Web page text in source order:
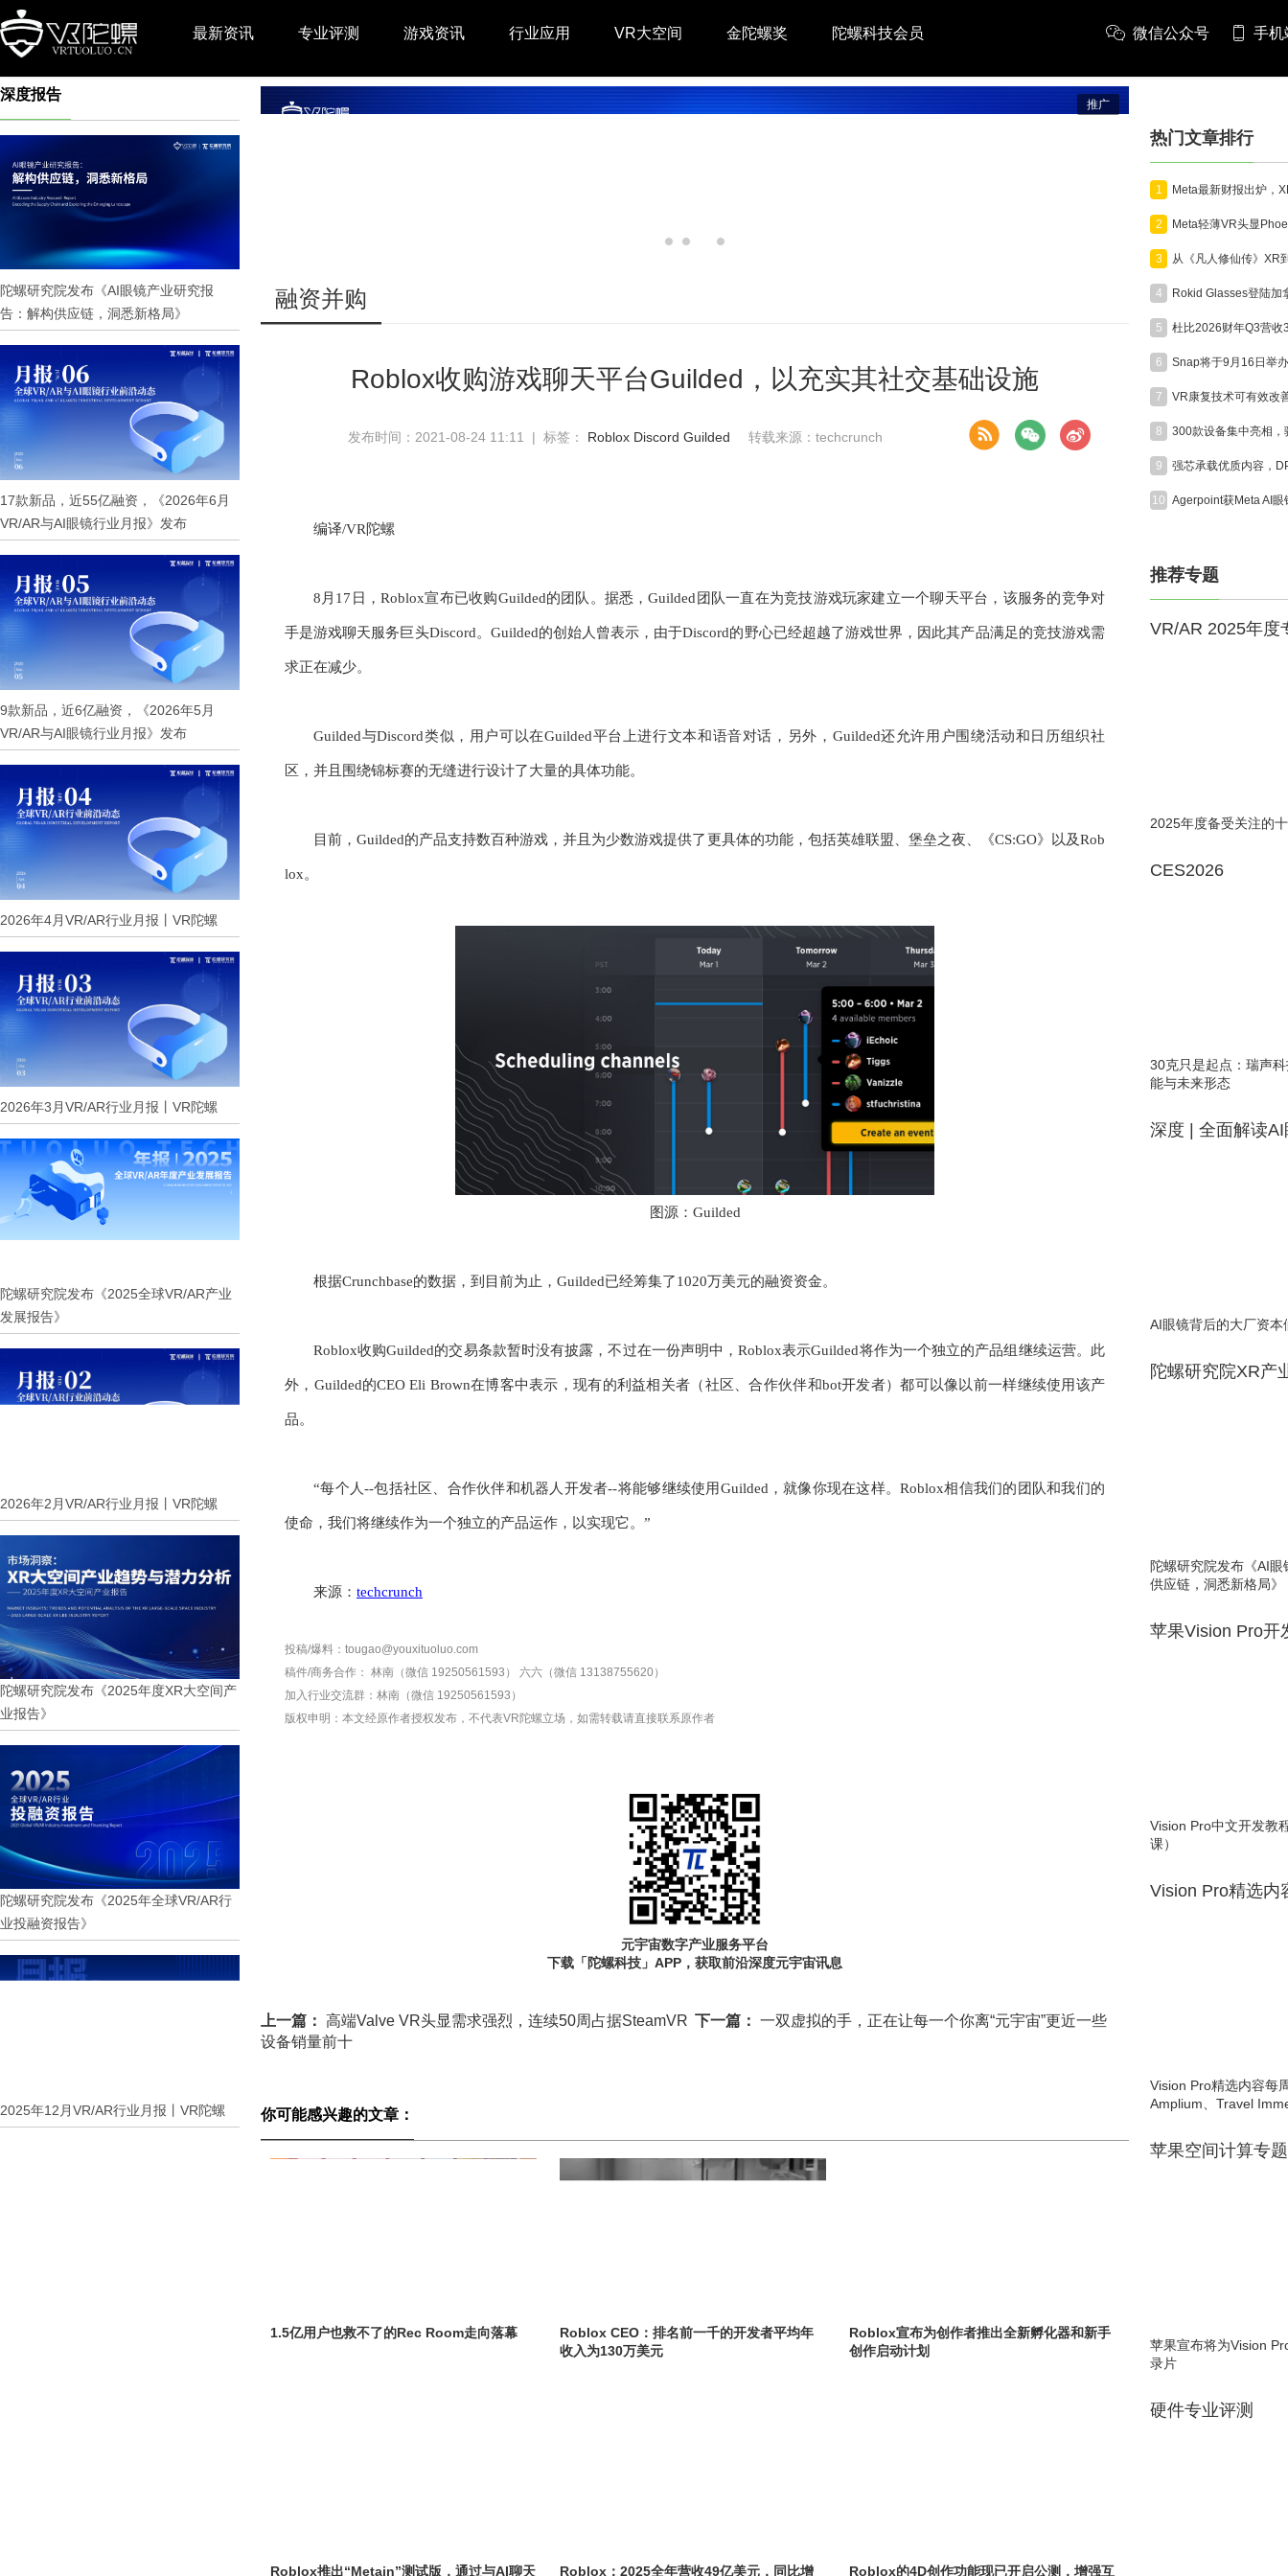
最新资讯 专业评测 游戏资讯 行业应用 VR大空间 金陀螺奖 陀螺科技会员 微信公众号 手机
深度报告
陀螺研究院发布《AI眼镜产业研究报
告：解构供应链，洞悉新格局》
17款新品，近55亿融资，《2026年6月
VR/AR与AI眼镜行业月报》发布
9款新品，近6亿融资，《2026年5月
VR/AR与AI眼镜行业月报》发布
2026年4月VR/AR行业月报丨VR陀螺
2026年3月VR/AR行业月报丨VR陀螺
陀螺研究院发布《2025全球VR/AR产业
发展报告》
2026年2月VR/AR行业月报丨VR陀螺
陀螺研究院发布《2025年度XR大空间产
业报告》
陀螺研究院发布《2025年全球VR/AR行
业投融资报告》
2025年12月VR/AR行业月报丨VR陀螺
推广
融资并购
Roblox收购游戏聊天平台Guilded，以充实其社交基础设施
发布时间：2021-08-24 11:11 | 标签： Roblox Discord Guilded 转载来源：techcrunch
编译/VR陀螺
8月17日，Roblox宣布已收购Guilded的团队。 据悉，Guilded团队一直在为竞技游戏玩家建立一个聊天平台，该服务的竞争对
手是游戏聊天服务巨头Discord。Guilded的创始人曾表示，由于Discord的野心已经超越了游戏世界，因此其产品满足的竞技游戏需
求正在减少。
Guilded与Discord类似，用户可以在Guilded平台上进行文本和语音对话，另外，Guilded还允许用户围绕活动和日历组织社
区，并且围绕锦标赛的无缝进行设计了大量的具体功能。
目前，Guilded的产品支持数百种游戏，并且为少数游戏提供了更具体的功能，包括英雄联盟、堡垒之夜、《CS:GO》以及Rob
lox。
图源：Guilded
根据Crunchbase的数据，到目前为止，Guilded已经筹集了1020万美元的融资资金。
Roblox收购Guilded的交易条款暂时没有披露，不过在一份声明中，Roblox表示Guilded将作为一个独立的产品组继续运营。此
外，Guilded的CEO Eli Brown在博客中表示，现有的利益相关者（社区、合作伙伴和bot开发者）都可以像以前一样继续使用该产
品。
“每个人--包括社区、合作伙伴和机器人开发者--将能够继续使用Guilded，就像你现在这样。Roblox相信我们的团队和我们的
使命，我们将继续作为一个独立的产品运作，以实现它。”
来源： techcrunch
投稿/爆料：tougao@youxituoluo.com
稿件/商务合作： 林南（微信 19250561593）
六六（微信 13138755620）
加入行业交流群： 林南（微信 19250561593）
版权申明：本文经原作者授权发布，不代表VR陀螺立场，如需转载请直接联系原作者
元宇宙数字产业服务平台
下载「陀螺科技」APP，获取前沿深度元宇宙讯息
上一篇： 高端Valve VR头显需求强烈，连续50周占据SteamVR
设备销量前十
下一篇： 一双虚拟的手，正在让每一个你离“元宇宙”更近一些
你可能感兴趣的文章：
1.5亿用户也救不了的Rec Room走向落幕
Roblox CEO：排名前一千的开发者平均年
收入为130万美元
Roblox宣布为创作者推出全新孵化器和新手
创作启动计划
Roblox推出“Metain”测试版，通过与AI聊天 Roblox：2025全年营收49亿美元，同比增 Roblox的4D创作功能现已开启公测，增强互
热门文章排行
1
2
3
4
5
6
7
8
9
10
推荐专题
VR/AR 2025年度
2025年度备受关注的
CES2026
30克只是起点：瑞声
能与未来形态
深度 | 全面解读AI
AI眼镜背后的大厂资本
陀螺研究院XR产
陀螺研究院发布《AI
供应链，洞悉新格局》
苹果Vision Pro开
Vision Pro中文开发教
课）
Vision Pro精选内
Vision Pro精选内容每
Amplium、Travel
苹果空间计算专题
苹果宣布将为Vision
录片
硬件专业评测